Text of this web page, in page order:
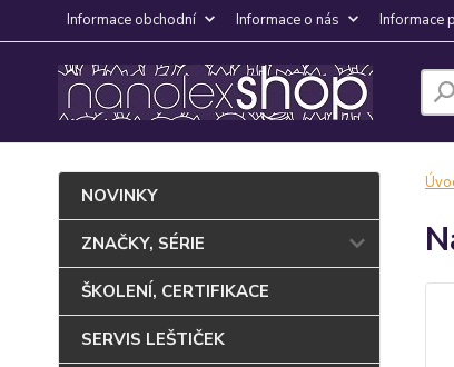
Informace obchodní Informace o nás Informace
NOVINKY
ZNAČKY, SÉRIE
ŠKOLENÍ, CERTIFIKACE
SERVIS LEŠTIČEK